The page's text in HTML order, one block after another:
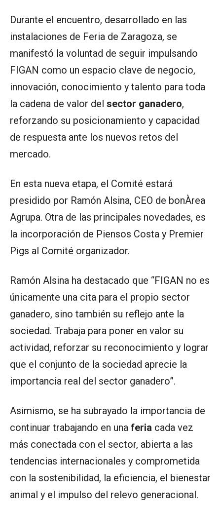
Durante el encuentro, desarrollado en las
instalaciones de Feria de Zaragoza, se
manifestó la voluntad de seguir impulsando
FIGAN como un espacio clave de negocio,
innovación, conocimiento y talento para toda
la cadena de valor del sector ganadero,
reforzando su posicionamiento y capacidad
de respuesta ante los nuevos retos del
mercado.
En esta nueva etapa, el Comité estará
presidido por Ramón Alsina, CEO de bonÀrea
Agrupa. Otra de las principales novedades, es
la incorporación de Piensos Costa y Premier
Pigs al Comité organizador.
Ramón Alsina ha destacado que “FIGAN no es
únicamente una cita para el propio sector
ganadero, sino también su reflejo ante la
sociedad. Trabaja para poner en valor su
actividad, reforzar su reconocimiento y lograr
que el conjunto de la sociedad aprecie la
importancia real del sector ganadero”.
Asimismo, se ha subrayado la importancia de
continuar trabajando en una feria cada vez
más conectada con el sector, abierta a las
tendencias internacionales y comprometida
con la sostenibilidad, la eficiencia, el bienestar
animal y el impulso del relevo generacional.